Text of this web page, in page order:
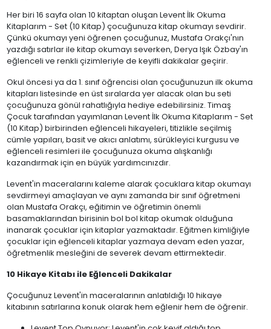
Her biri 16 sayfa olan 10 kitaptan oluşan Levent İlk Okuma
Kitaplarım - Set (10 Kitap) çocuğunuza kitap okumayı sevdirir.
Çünkü okumayı yeni öğrenen çocuğunuz, Mustafa Orakçı'nın
yazdığı satırlar ile kitap okumayı severken, Derya Işık Özbay'ın
eğlenceli ve renkli çizimleriyle de keyifli dakikalar geçirir.
Okul öncesi ya da 1. sınıf öğrencisi olan çocuğunuzun ilk okuma
kitapları listesinde en üst sıralarda yer alacak olan bu seti
çocuğunuza gönül rahatlığıyla hediye edebilirsiniz. Timaş
Çocuk tarafından yayımlanan Levent İlk Okuma Kitaplarım - Set
(10 Kitap) birbirinden eğlenceli hikayeleri, titizlikle seçilmiş
cümle yapıları, basit ve akıcı anlatımı, sürükleyici kurgusu ve
eğlenceli resimleri ile çocuğunuza okuma alışkanlığı
kazandırmak için en büyük yardımcınızdır.
Levent'in maceralarını kaleme alarak çocuklara kitap okumayı
sevdirmeyi amaçlayan ve aynı zamanda bir sınıf öğretmeni
olan Mustafa Orakçı, eğitimin ve öğretimin önemli
basamaklarından birisinin bol bol kitap okumak olduğuna
inanarak çocuklar için kitaplar yazmaktadır. Eğitmen kimliğiyle
çocuklar için eğlenceli kitaplar yazmaya devam eden yazar,
öğretmenlik mesleğini de severek devam ettirmektedir.
10 Hikaye Kitabı ile Eğlenceli Dakikalar
Çocuğunuz Levent'in maceralarının anlatıldığı 10 hikaye
kitabının satırlarına konuk olarak hem eğlenir hem de öğrenir.